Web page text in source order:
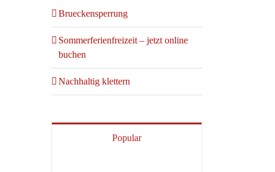
Brueckensperrung
Sommerferienfreizeit – jetzt online
buchen
Nachhaltig klettern
Popular